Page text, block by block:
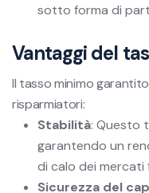
sotto forma di
Vantaggi del
Il tasso minimo
risparmiatori:
Stabilità: Questo
garantendo un
di calo dei mercati
Sicurezza del